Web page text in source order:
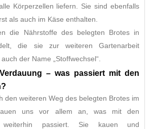
Körperzellen liefern. Sie sind ebenfalls
als auch im Käse enthalten.
die Nährstoffe des belegten Brotes in
die sie zur weiteren Gartenarbeit
der Name „Stoffwechsel“.
– was passiert mit den
den weiteren Weg des belegten Brotes im
uns vor allem an, was mit den
weiterhin passiert. Sie kauen und